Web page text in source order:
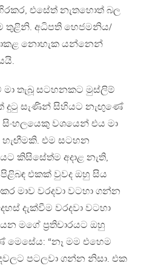
එසේත් නැතහොත් බල
තුළිනි. අධිපති හෙජමනිය/
නොහැක යන්නෙන්
මා තැබූ සටහනකට මුස්ලිම්
දුටු සැණින් සිහියට නැඟුණේ
වශයෙන් එය මා
හැඟීමකි. එම සටහන
කිසිසේත්ම අදාළ නැති,
පිළිබඳ එකක් වුවද ඔහු සිය
මාව වරදවා වටහා ගන්න
දැක්වීම වරදවා වටහා
මගේ ප්‍රතිචාරයට ඔහු
මෙසේය: “නෑ මම එහෙම
පටලවා ගන්න නිසා. එක